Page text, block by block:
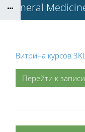
General
Витрина курсов
Перейти к